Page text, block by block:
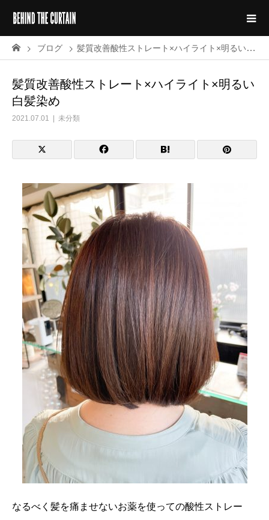
ブログ 髪質改善酸性ストレート×ハイライト×明るい白髪染め
髪質改善酸性ストレート×ハイライト×明るい
白髪染め
2021.07.01 未分類
なるべく髪を痛ませないお薬を使っての酸性ストレー